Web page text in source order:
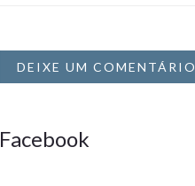
DEIXE UM COMENTÁRIO
Facebook